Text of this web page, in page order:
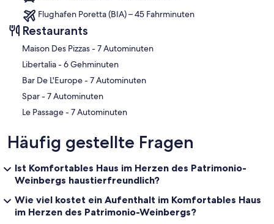
Flughafen Poretta (BIA) – 45 Fahrminuten
Restaurants
‪Maison Des Pizzas - ‬7 Autominuten
‪Libertalia - ‬6 Gehminuten
‪Bar De L'Europe - ‬7 Autominuten
‪Spar - ‬7 Autominuten
‪Le Passage - ‬7 Autominuten
Häufig gestellte Fragen
Ist Komfortables Haus im Herzen des Patrimonio-
Weinbergs haustierfreundlich?
Wie viel kostet ein Aufenthalt im Komfortables Haus
im Herzen des Patrimonio-Weinbergs?